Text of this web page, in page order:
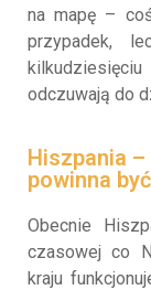
na mapę –
przypadek,
odczuwają do
Hiszpania
powinna
Obecnie
czasowej co
kraju